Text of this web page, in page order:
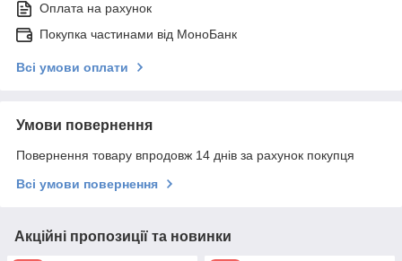
Оплата на рахунок
Покупка частинами від МоноБанк
Всі умови оплати
Умови повернення
Повернення товару впродовж 14 днів за рахунок покупця
Всі умови повернення
Акційні пропозиції та новинки